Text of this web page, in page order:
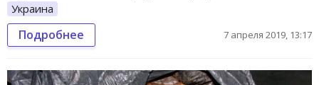
Украина
Подробнее 7 апреля 2019, 13:17